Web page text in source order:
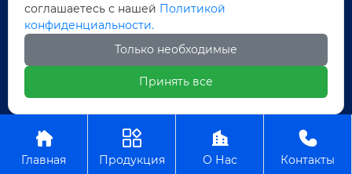
Legas@aoxing.com.cn
+8613505025552

Главная

Продукция

О Нас

Контакты
соглашаетесь с нашей Политикой
конфиденциальности.
Только необходимые
Принять все